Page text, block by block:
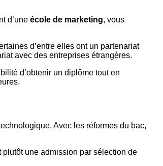
d’une école de marketing, vous
d’entre elles ont un partenariat
avec des entreprises étrangères.
d’obtenir un diplôme tout en
Avec les réformes du bac,
une admission par sélection de